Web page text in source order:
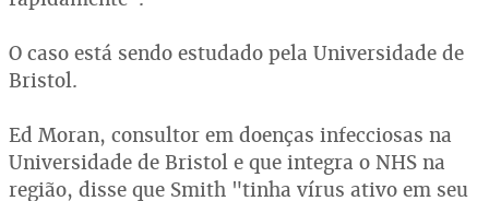
O caso está sendo estudado pela Universidade de
Bristol.
Ed Moran, consultor em doenças infecciosas na
Universidade de Bristol e que integra o NHS na
região, disse que Smith "tinha vírus ativo em seu